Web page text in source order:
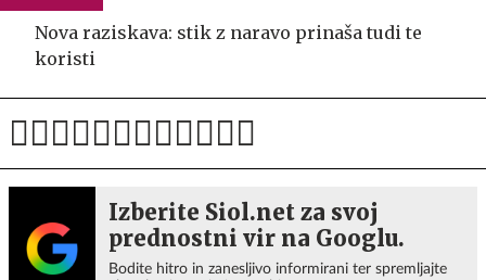
Nova raziskava: stik z naravo prinaša tudi te
koristi
Izberite Siol.net za svoj
prednostni vir na Googlu.
Bodite hitro in zanesljivo informirani ter spremljajte